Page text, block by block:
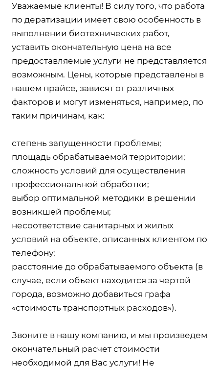
Уважаемые клиенты! В силу того, что работа
по дератизации имеет свою особенность в
выполнении биотехнических работ,
уставить окончательную цена на все
предоставляемые услуги не представляется
возможным. Цены, которые представлены в
нашем прайсе, зависят от различных
факторов и могут изменяться, например, по
таким причинам, как:
степень запущенности проблемы;
площадь обрабатываемой территории;
сложность условий для осуществления
профессиональной обработки;
выбор оптимальной методики в решении
возникшей проблемы;
несоответствие санитарных и жилых
условий на объекте, описанных клиентом по
телефону;
расстояние до обрабатываемого объекта (в
случае, если объект находится за чертой
города, возможно добавиться графа
«стоимость транспортных расходов»).
Звоните в нашу компанию, и мы произведем
окончательный расчет стоимости
необходимой для Вас услуги! Не